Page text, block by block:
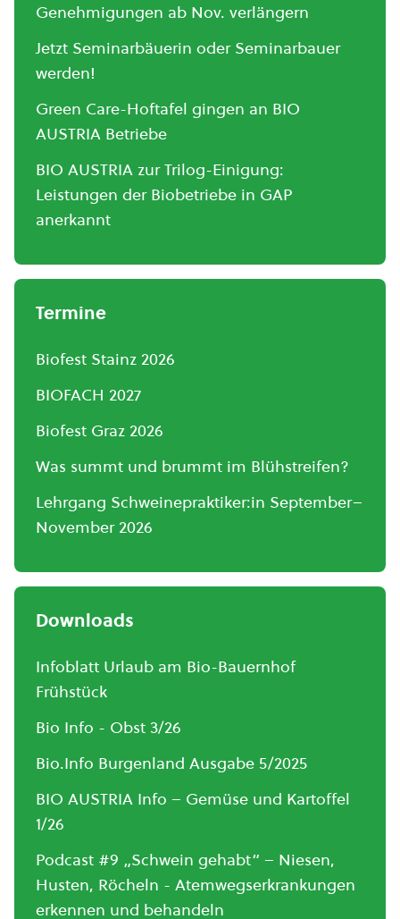
Genehmigungen ab Nov. verlängern
Jetzt Seminarbäuerin oder Seminarbauer
werden!
Green Care-Hoftafel gingen an BIO
AUSTRIA Betriebe
BIO AUSTRIA zur Trilog-Einigung:
Leistungen der Biobetriebe in GAP
anerkannt
Termine
Biofest Stainz 2026
BIOFACH 2027
Biofest Graz 2026
Was summt und brummt im Blühstreifen?
Lehrgang Schweinepraktiker:in September–
November 2026
Downloads
Infoblatt Urlaub am Bio-Bauernhof
Frühstück
Bio Info - Obst 3/26
Bio.Info Burgenland Ausgabe 5/2025
BIO AUSTRIA Info – Gemüse und Kartoffel
1/26
Podcast #9 „Schwein gehabt“ – Niesen,
Husten, Röcheln - Atemwegserkrankungen
erkennen und behandeln